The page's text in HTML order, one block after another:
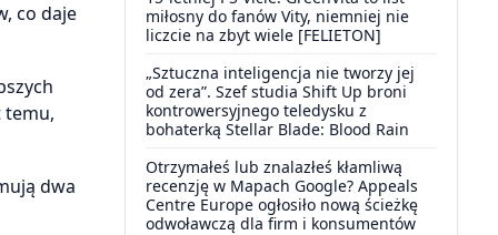
co daje
temu,
dwa
miłosny do fanów Vity, niemniej nie
liczcie na zbyt wiele [FELIETON]
„Sztuczna inteligencja nie tworzy jej
od zera”. Szef studia Shift Up broni
kontrowersyjnego teledysku z
bohaterką Stellar Blade: Blood Rain
Otrzymałeś lub znalazłeś kłamliwą
recenzję w Mapach Google? Appeals
Centre Europe ogłosiło nową ścieżkę
odwoławczą dla firm i konsumentów